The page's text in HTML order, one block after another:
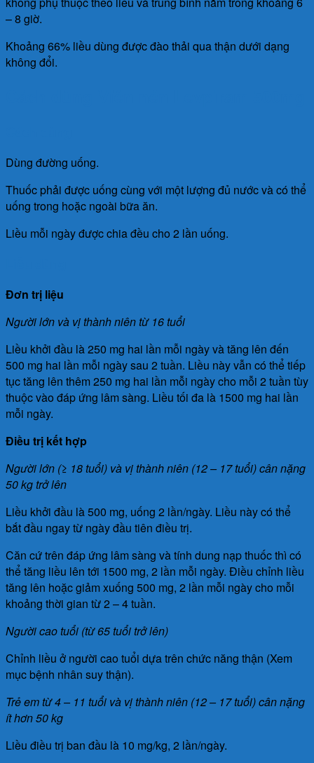
– 8 giờ.
Khoảng 66% liều dùng được đào thải qua thận dưới dạng
không đổi.
Dùng đường uống.
Thuốc phải được uống cùng với một lượng đủ nước và có thể
uống trong hoặc ngoài bữa ăn.
Liều mỗi ngày được chia đều cho 2 lần uống.
Đơn trị liệu
Người lớn và vị thành niên từ 16 tuổi
Liều khởi đầu là 250 mg hai lần mỗi ngày và tăng lên đến
500 mg hai lần mỗi ngày sau 2 tuần. Liều này vẫn có thể tiếp
tục tăng lên thêm 250 mg hai lần mỗi ngày cho mỗi 2 tuần tùy
thuộc vào đáp ứng lâm sàng. Liều tối đa là 1500 mg hai lần
mỗi ngày.
Điều trị kết hợp
Người lớn (≥ 18 tuổi) và vị thành niên (12 – 17 tuổi) cân nặng
50 kg trở lên
Liều khởi đầu là 500 mg, uống 2 lần/ngày. Liều này có thể
bắt đầu ngay từ ngày đầu tiên điều trị.
Căn cứ trên đáp ứng lâm sàng và tính dung nạp thuốc thì có
thể tăng liều lên tới 1500 mg, 2 lần mỗi ngày. Điều chỉnh liều
tăng lên hoặc giảm xuống 500 mg, 2 lần mỗi ngày cho mỗi
khoảng thời gian từ 2 – 4 tuần.
Người cao tuổi (từ 65 tuổi trở lên)
Chỉnh liều ở người cao tuổi dựa trên chức năng thận (Xem
mục bệnh nhân suy thận).
Trẻ em từ 4 – 11 tuổi và vị thành niên (12 – 17 tuổi) cân nặng
ít hơn 50 kg
Liều điều trị ban đầu là 10 mg/kg, 2 lần/ngày.